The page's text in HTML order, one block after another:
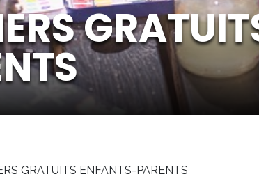
GRATUITS ENFANTS-PARENTS